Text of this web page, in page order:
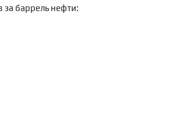
за баррель нефти: